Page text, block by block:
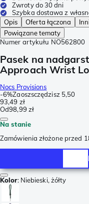
Zwroty do 30 dni
Szybka dostawa z
Opis
Oferta łączona
Powiązane tematy
Numer artykułu NO562800
Pasek na
Approach Wrist
Nocs Provisions
-6%Zaoszsczędzisz 5,50
93,49 zł
Od98,99 zł
Na stanie
Zamówienia złożone przed
Kolor: Niebieski, żółty